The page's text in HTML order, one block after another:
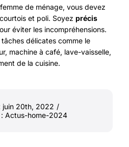
de ménage, vous devez
et poli. Soyez précis
éviter les incompréhensions.
tâches délicates comme le
machine à café, lave-vaisselle,
de la cuisine.
juin 20th, 2022 /
Actus-home-2024